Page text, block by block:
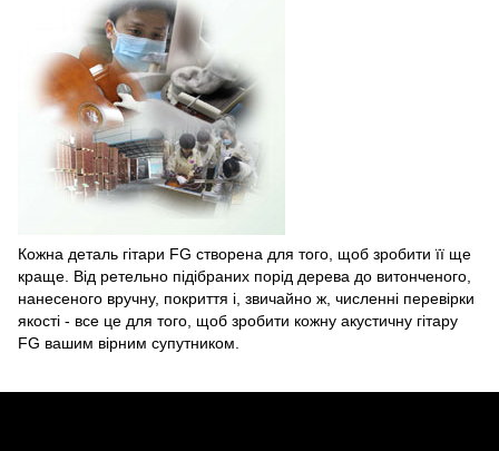
Кожна деталь гітари FG створена для того, щоб зробити її ще
краще. Від ретельно підібраних порід дерева до витонченого,
нанесеного вручну, покриття і, звичайно ж, численні перевірки
якості - все це для того, щоб зробити кожну акустичну гітару
FG вашим вірним супутником.